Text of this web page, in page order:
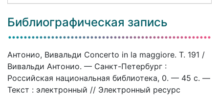
Библиографическая запись
Антонио, Вивальди Concerto in la maggiore. T. 191 /
Вивальди Антонио. — Санкт-Петербург :
Российская национальная библиотека, 0. — 45 c. —
Текст : электронный // Электронный ресурс